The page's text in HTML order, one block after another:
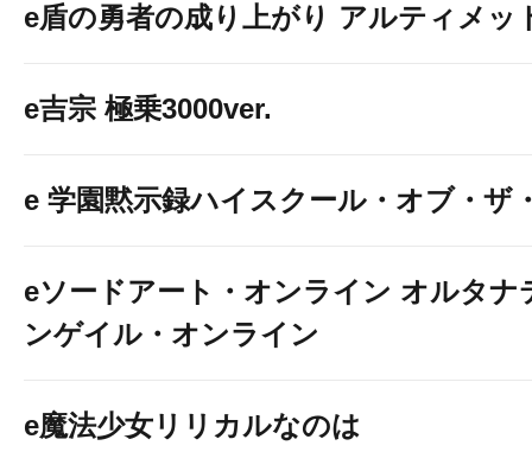
e盾の勇者の成り上がり アルティメッ
e吉宗 極乗3000ver.
e 学園黙示録ハイスクール・オブ・ザ
eソードアート・オンライン オルタナ
ンゲイル・オンライン
e魔法少女リリカルなのは